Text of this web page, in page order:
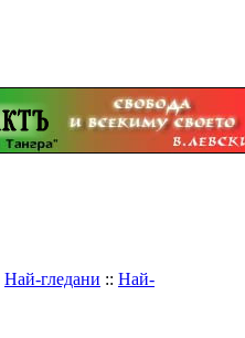
Най-гледани :: Най-